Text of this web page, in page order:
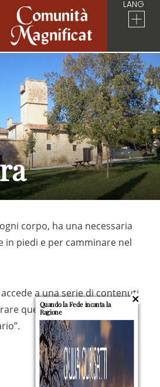
LANG
corpo, ha una necessaria
in piedi e per camminare nel
a una serie di contenuti
questo necessario
Quando la Fede incanta la
Ragione